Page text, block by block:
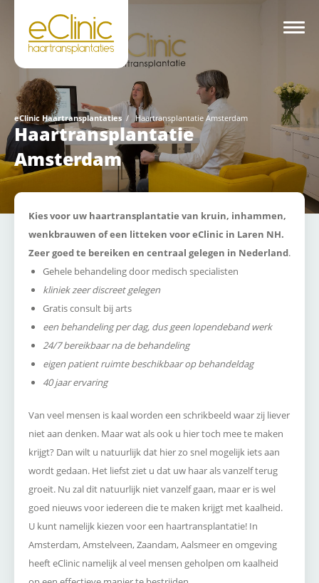
eClinic Haartransplantaties / Haartransplantatie Amsterdam
Haartransplantatie
Amsterdam
Kies voor uw haartransplantatie van kruin, inhammen,
wenkbrauwen of een litteken voor eClinic in Laren NH.
Zeer goed te bereiken en centraal gelegen in Nederland.
Gehele behandeling door medisch specialisten
kliniek zeer discreet gelegen
Gratis consult bij arts
een behandeling per dag, dus geen lopendeband werk
24/7 bereikbaar na de behandeling
eigen patient ruimte beschikbaar op behandeldag
40 jaar ervaring
Van veel mensen is kaal worden een schrikbeeld waar zij liever
niet aan denken. Maar wat als ook u hier toch mee te maken
krijgt? Dan wilt u natuurlijk dat hier zo snel mogelijk iets aan
wordt gedaan. Het liefst ziet u dat uw haar als vanzelf terug
groeit. Nu zal dit natuurlijk niet vanzelf gaan, maar er is wel
goed nieuws voor iedereen die te maken krijgt met kaalheid.
U kunt namelijk kiezen voor een haartransplantatie! In
Amsterdam, Amstelveen, Zaandam, Aalsmeer en omgeving
heeft eClinic namelijk al veel mensen geholpen om kaalheid